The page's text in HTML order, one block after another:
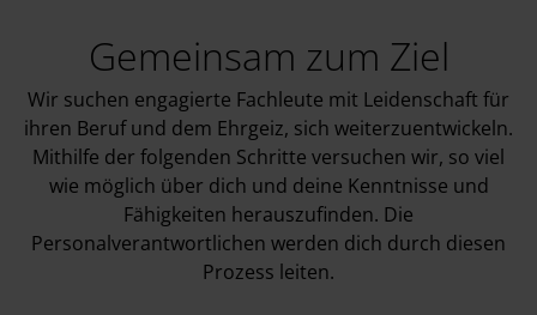
Gemeinsam zum Ziel
Wir suchen engagierte Fachleute mit Leidenschaft für
ihren Beruf und dem Ehrgeiz, sich weiterzuentwickeln.
Mithilfe der folgenden Schritte versuchen wir, so viel
wie möglich über dich und deine Kenntnisse und
Fähigkeiten herauszufinden. Die
Personalverantwortlichen werden dich durch diesen
Prozess leiten.